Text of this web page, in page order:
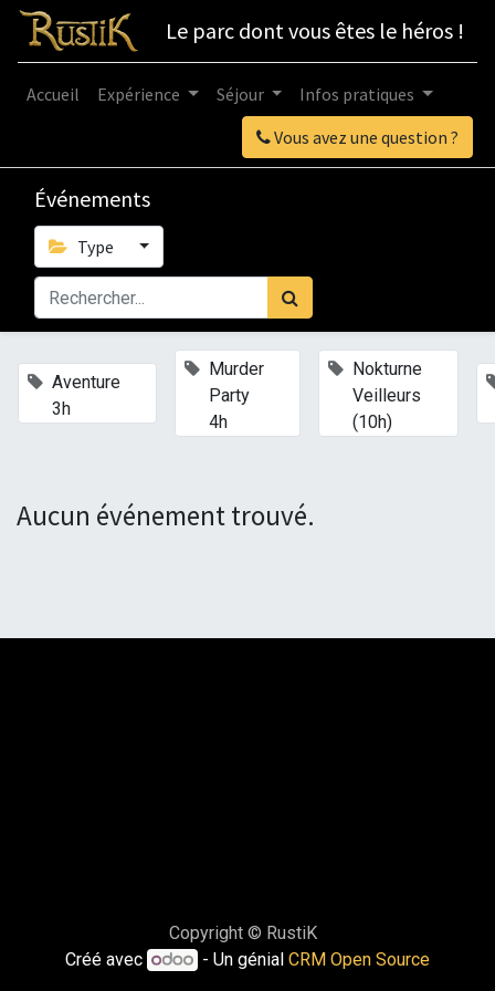
Le parc dont vous êtes le héros !
Vous avez une question ?
Accueil Expérience Séjour Infos pratiques
Événements
Type
Aventure
3h
Murder
Party
4h
Nokturne
Veilleurs
(10h)
Aucun événement trouvé.
Copyright © RustiK
Créé avec
- Un génialCRM Open Source